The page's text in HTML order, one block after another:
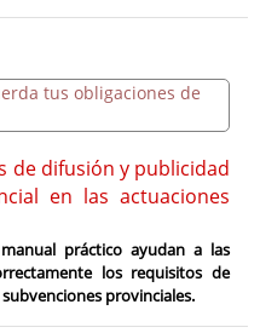
de difusión y publicidad
en las actuaciones
práctico ayudan a las
los requisitos de
provinciales.